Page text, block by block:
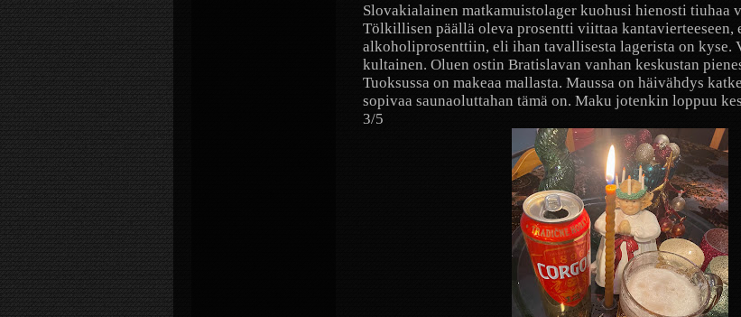
Slovakialainen matkamuistolager kuohusi hienosti tiuhaa
Tölkillisen päällä oleva prosentti viittaa kantavierteeseen,
alkoholiprosenttiin, eli ihan tavallisesta lagerista on kyse.
kultainen. Oluen ostin Bratislavan vanhan keskustan
Tuoksussa on makeaa mallasta. Maussa on häivähdys
sopivaa saunaoluttahan tämä on. Maku jotenkin loppuu
3/5